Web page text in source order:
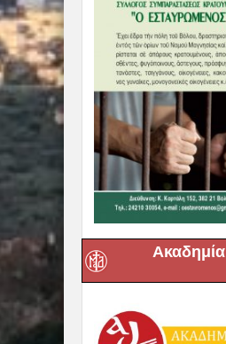
Ακαδημία